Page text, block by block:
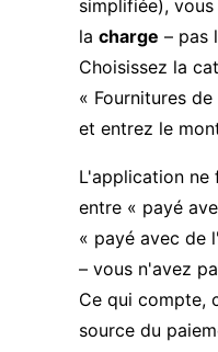
simplifiée),
la charge – pas
Choisissez la
« Fournitures
et entrez le
L'application
entre « payé
« payé avec de
– vous n'avez
Ce qui compte,
source du